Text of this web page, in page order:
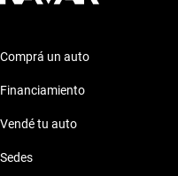
Comprá un auto
Financiamiento
Vendé tu auto
Sedes